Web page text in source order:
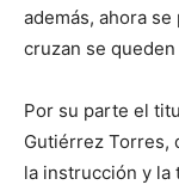
además, ahora
cruzan se queden
Por su parte el
Gutiérrez Torres,
la instrucción y la